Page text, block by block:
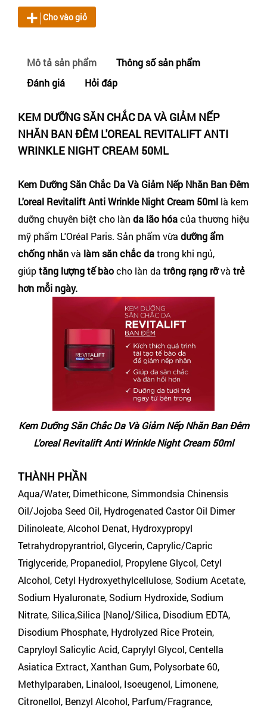
Cho vào giỏ
Mô tả sản phẩm
Thông số sản phẩm
Đánh giá
Hỏi đáp
KEM DƯỠNG SĂN CHẮC DA VÀ GIẢM NẾP
NHĂN BAN ĐÊM L'OREAL REVITALIFT ANTI
WRINKLE NIGHT CREAM 50ML
Kem Dưỡng Săn Chắc Da Và Giảm Nếp Nhăn Ban Đêm
L'oreal Revitalift Anti Wrinkle Night Cream 50ml là kem
dưỡng chuyên biệt cho làn da lão hóacủa thương hiệu
mỹ phẩm L'Oréal Paris. Sản phẩm vừa dưỡng ẩm
chống nhănvà làm săn chắc datrong khi ngủ,
giúptăng lượng tế bàocho làn da trông rạng rỡvà trẻ
hơn mỗi ngày.
Kem Dưỡng Săn Chắc Da Và Giảm Nếp Nhăn Ban Đêm
L'oreal Revitalift Anti Wrinkle Night Cream 50ml
THÀNH PHẦN
Aqua/Water, Dimethicone, Simmondsia Chinensis
Oil/Jojoba Seed Oil, Hydrogenated Castor Oil Dimer
Dilinoleate, Alcohol Denat, Hydroxypropyl
Tetrahydropyrantriol, Glycerin, Caprylic/Capric
Triglyceride, Propanediol, Propylene Glycol, Cetyl
Alcohol, Cetyl Hydroxyethylcellulose, Sodium Acetate,
Sodium Hyaluronate, Sodium Hydroxide, Sodium
Nitrate, Silica,Silica [Nano]/Silica, Disodium EDTA,
Disodium Phosphate, Hydrolyzed Rice Protein,
Capryloyl Salicylic Acid, Caprylyl Glycol, Centella
Asiatica Extract, Xanthan Gum, Polysorbate 60,
Methylparaben, Linalool, Isoeugenol, Limonene,
Citronellol, Benzyl Alcohol, Parfum/Fragrance,